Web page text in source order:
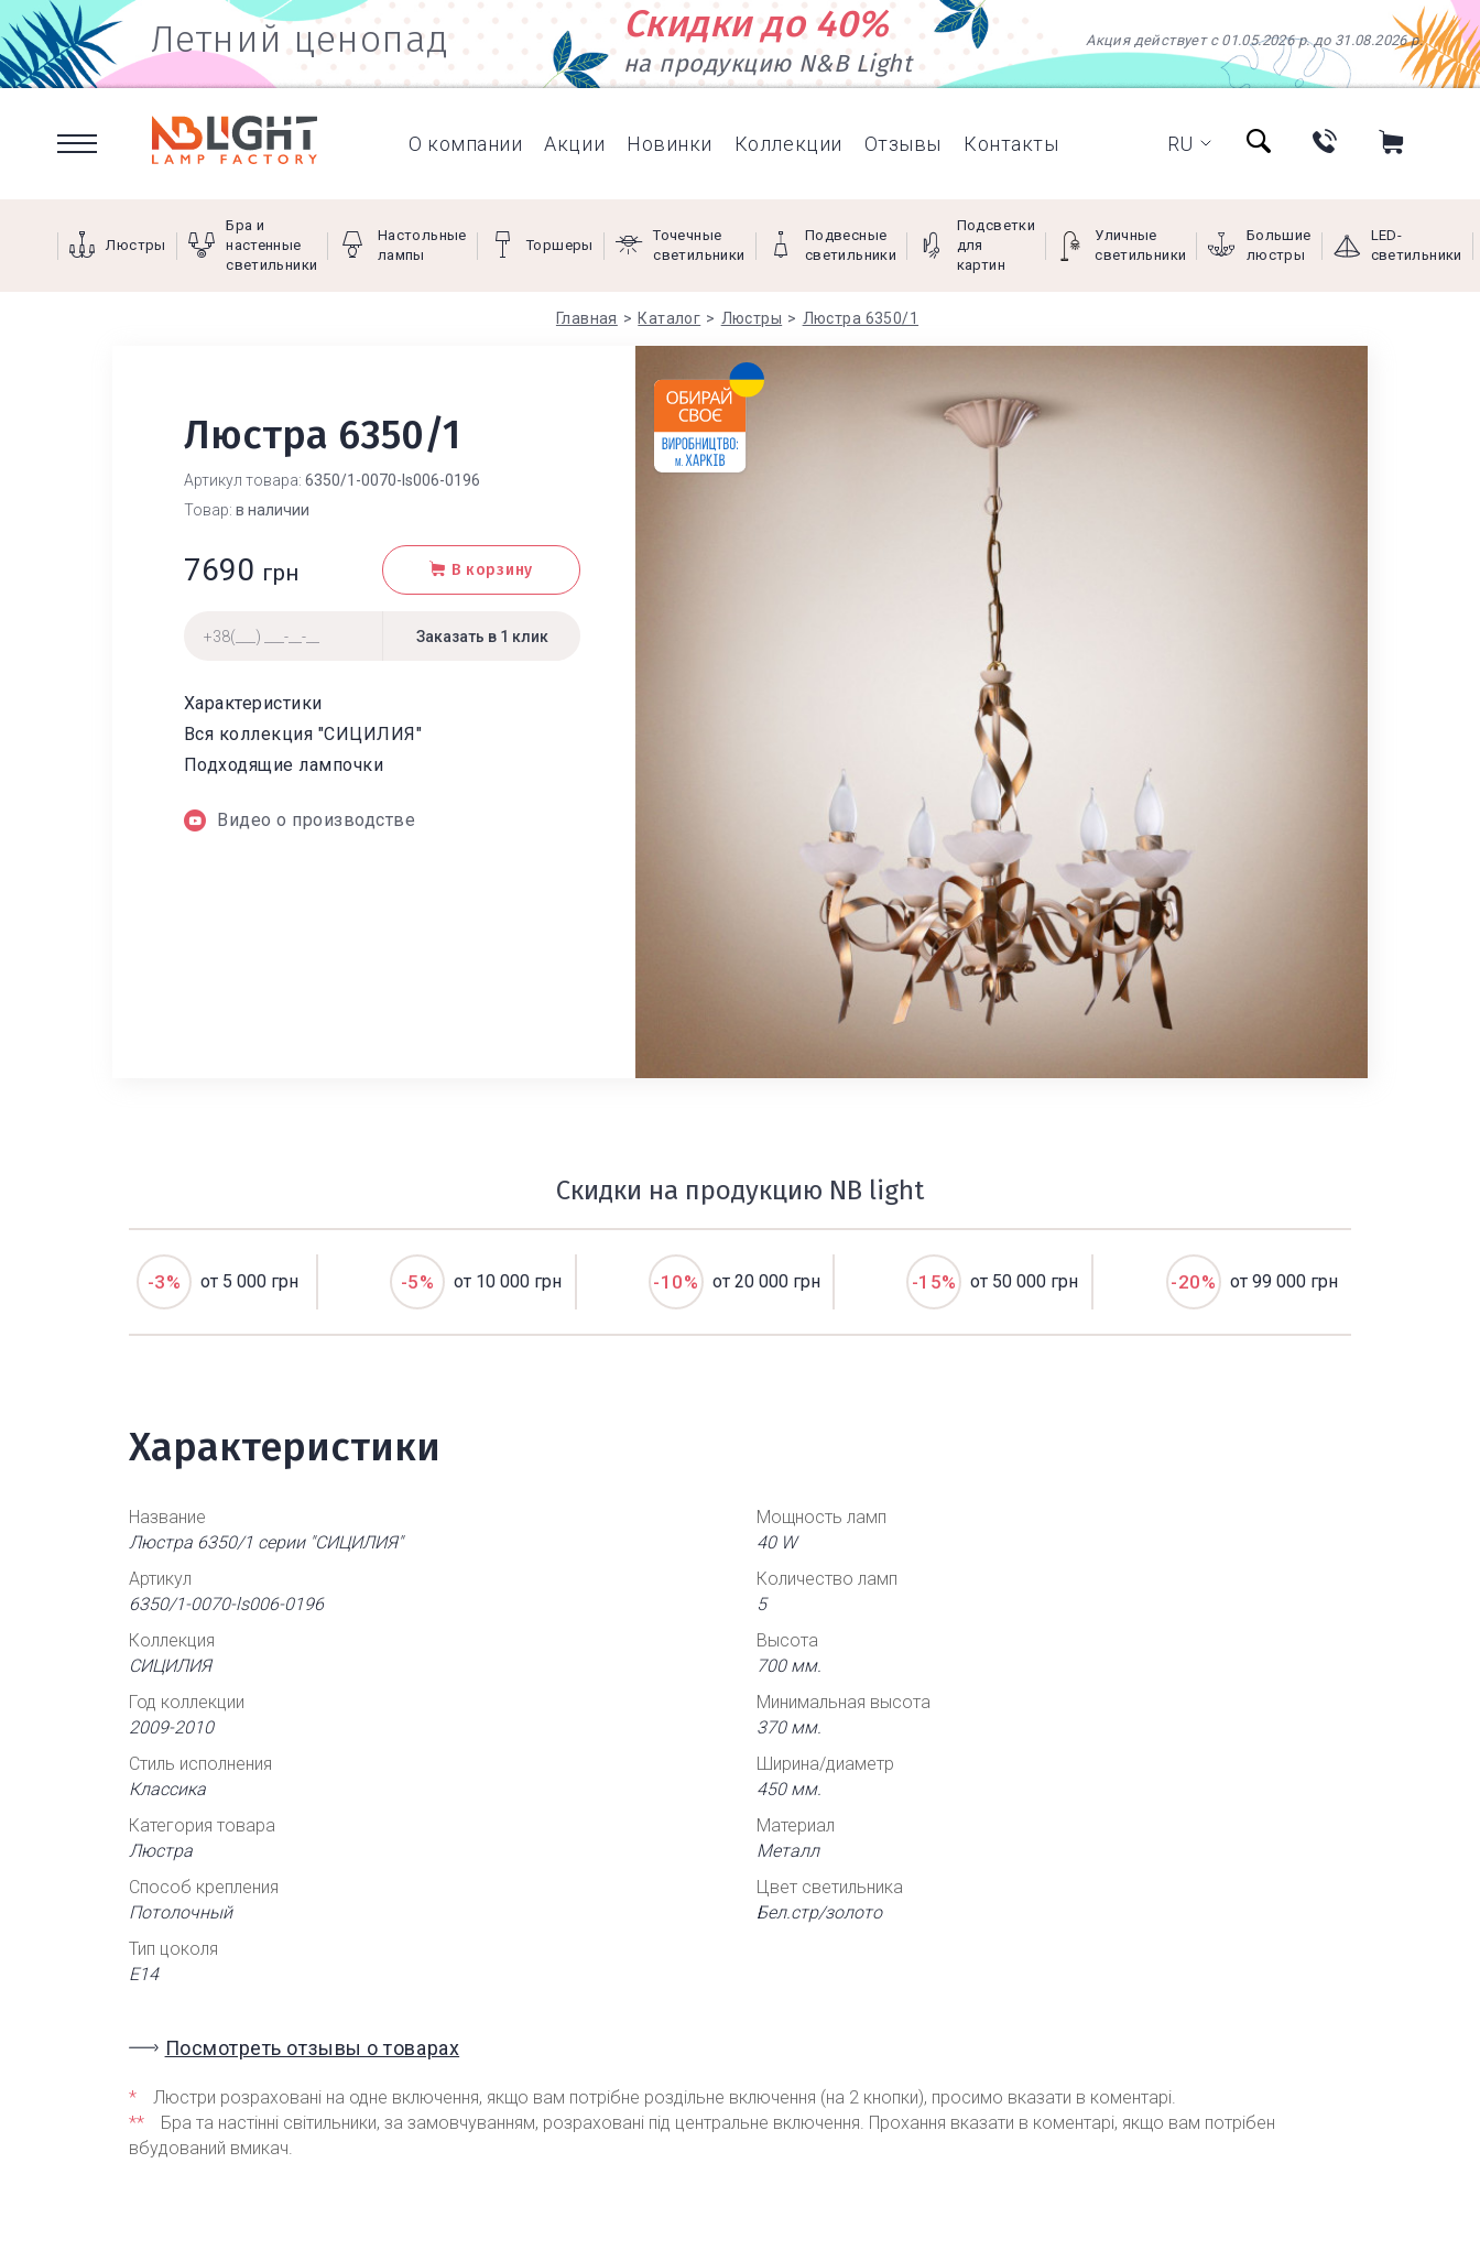
Летний ценопад Скидки до 40%
на продукцию N&B Light
Акция действует с 01.05.2026 р. до 31.08.2026 р.
О компании Акции Новинки Коллекции Отзывы Контакты RU
+38 (097) 966-77-66
Люстры
Бра и
настенные
светильники
Настольные
лампы
Торшеры
Точечные
светильники
Подвесные
светильники
Подсветки
для
картин
Уличные
светильники
Большие
люстры
LED-
светильники
Главная Каталог Люстры Люстра 6350/1
Люстра 6350/1
Артикул товара: 6350/1-0070-ls006-0196
Товар: в наличии
7690 грн В корзину
Характеристики
Вся коллекция "СИЦИЛИЯ"
Подходящие лампочки
Видео о производстве
Скидки на продукцию NB light
-3% от 5 000 грн -5% от 10 000 грн -10% от 20 000 грн -15% от 50 000 грн -20% от 99 000 грн
Характеристики
Название
Люстра 6350/1 серии "СИЦИЛИЯ"
Артикул
6350/1-0070-ls006-0196
Коллекция
СИЦИЛИЯ
Год коллекции
2009-2010
Стиль исполнения
Классика
Категория товара
Люстра
Способ крепления
Потолочный
Тип цоколя
Е14
Мощность ламп
40 W
Количество ламп
5
Высота
700 мм.
Минимальная высота
370 мм.
Ширина/диаметр
450 мм.
Материал
Металл
Цвет светильника
Бел.стр/золото
Посмотреть отзывы о товарах
*
Люстри розраховані на одне включення, якщо вам потрібне роздільне включення (на 2 кнопки), просимо вказати в коментарі.
**
Бра та настінні світильники, за замовчуванням, розраховані під центральне включення. Прохання вказати в коментарі, якщо вам потрібен
вбудований вмикач.